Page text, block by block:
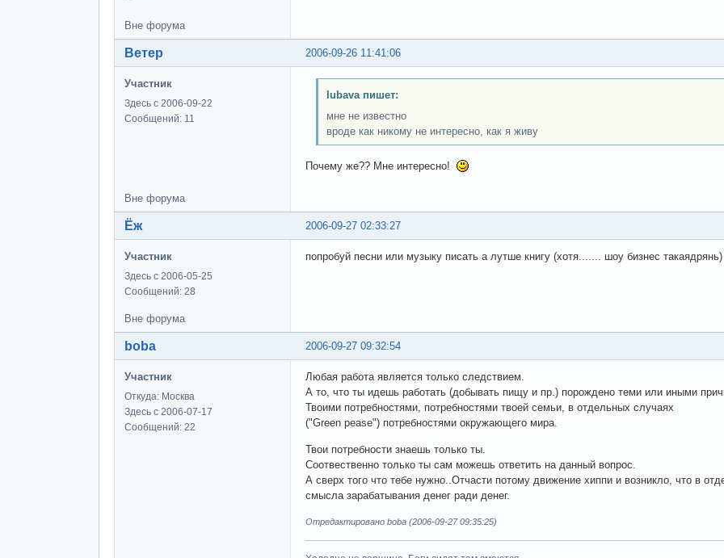
Вне форума
2006-09-26 11:41:06
Ветер
Участник
Здесь с 2006-09-22
Сообщений: 11
lubava пишет:
мне не известно
вроде как никому не интересно, как я живу
Почему же?? Мне интересно!
Вне форума
2006-09-27 02:33:27
Ёж
Участник
Здесь с 2006-05-25
Сообщений: 28
попробуй песни или музыку писать а лутше книгу (хотя....... шоу бизнес такаядрянь)
Вне форума
2006-09-27 09:32:54
boba
Участник
Откуда: Москва
Здесь с 2006-07-17
Сообщений: 22
Любая работа является только следствием.
А то, что ты идешь работать (добывать пищу и пр.) порождено теми или иными
Твоими потребностями, потребностями твоей семьи, в отдельных случаях
("Green pease") потребностями окружающего мира.
Твои потребности знаешь только ты.
Соотвественно только ты сам можешь ответить на данный вопрос.
А сверх того что тебе нужно..Отчасти потому движение хиппи и возникло, что в
смысла зарабатывания денег ради денег.
Отредактировано boba (2006-09-27 09:35:25)